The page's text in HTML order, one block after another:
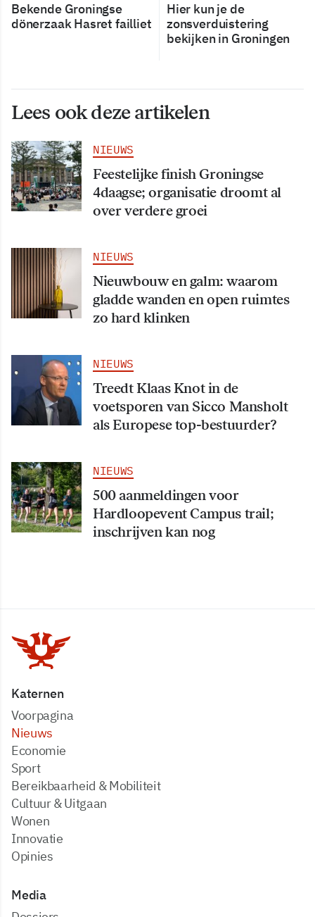
Bekende Groningse
dönerzaak Hasret failliet
Hier kun je de
zonsverduistering
bekijken in Groningen
Lees ook deze artikelen
NIEUWS
Feestelijke finish Groningse
4daagse; organisatie droomt al
over verdere groei
NIEUWS
Nieuwbouw en galm: waarom
gladde wanden en open ruimtes
zo hard klinken
NIEUWS
Treedt Klaas Knot in de
voetsporen van Sicco Mansholt
als Europese top-bestuurder?
NIEUWS
500 aanmeldingen voor
Hardloopevent Campus trail;
inschrijven kan nog
Katernen
Voorpagina
Nieuws
Economie
Sport
Bereikbaarheid & Mobiliteit
Cultuur & Uitgaan
Wonen
Innovatie
Opinies
Media